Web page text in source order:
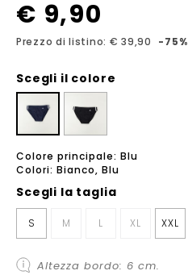
€ 9,90
Prezzo di listino: € 39,90 -75%
Scegli il colore
Colore principale: Blu
Colori: Bianco, Blu
Scegli la taglia
S M L XL XXL
Altezza bordo: 6 cm.